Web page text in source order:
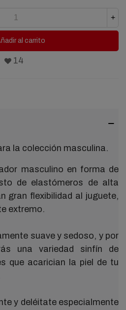
+
al carrito
14
la colección masculina.
masculino en forma de
de elastómeros de alta
gran flexibilidad al juguete,
extremo.
suave y sedoso, y por
una variedad sinfín de
que acarician la piel de tu
y deléitate especialmente